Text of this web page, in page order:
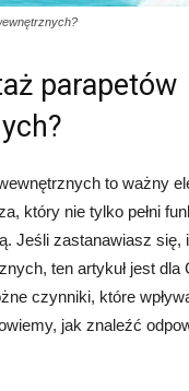
parapetów
to ważny
który nie tylko pełni
Jeśli zastanawiasz się,
ten artykuł jest dla
czynniki, które
jak znaleźć